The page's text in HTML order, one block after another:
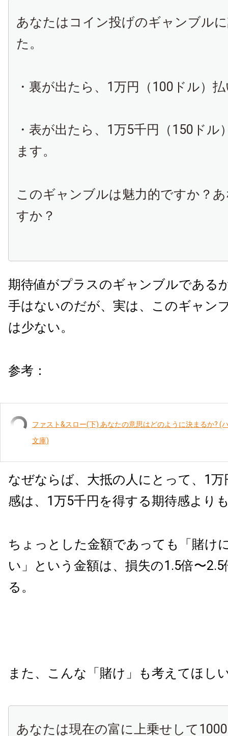
あなたはコイン投げのギャンブル
た。
・裏が出たら、1万円（100ドル）
・表が出たら、1万5千円（150ドル
ます。
このギャンブルは魅力的ですか？
すか？
期待値がプラスのギャンブルである
手はないのだが、実は、このギャン
は少ない。
参考：
ファスト&スロー(下) あなたの意思はどのように決まるか? (
文庫)
なぜならば、大抵の人にとって、1
感は、1万5千円を得する期待感より
ちょっとした金額であっても「賭け
い」という金額は、損失の1.5倍〜
る。
また、こんな「賭け」も考えてほし
あなたは現在の富に上乗せして